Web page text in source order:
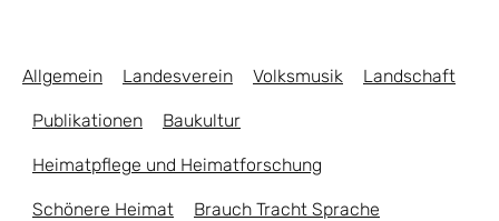
Allgemein Landesverein Volksmusik Landschaft
Publikationen Baukultur
Heimatpflege und Heimatforschung
Schönere Heimat Brauch Tracht Sprache